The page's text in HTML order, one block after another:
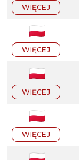
WIĘCEJ
WIĘCEJ
WIĘCEJ
WIĘCEJ